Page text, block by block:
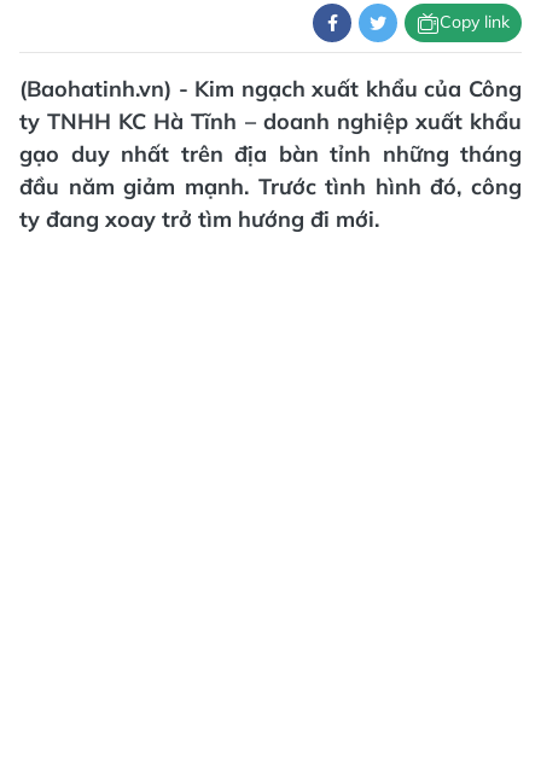
Copy link
(Baohatinh.vn) - Kim ngạch xuất khẩu của Công
ty TNHH KC Hà Tĩnh – doanh nghiệp xuất khẩu
gạo duy nhất trên địa bàn tỉnh những tháng
đầu năm giảm mạnh. Trước tình hình đó, công
ty đang xoay trở tìm hướng đi mới.